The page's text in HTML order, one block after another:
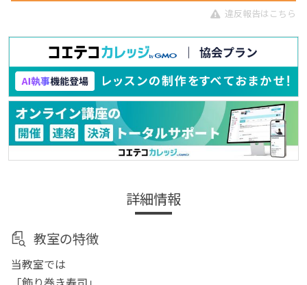
違反報告はこちら
詳細情報
教室の特徴
当教室では